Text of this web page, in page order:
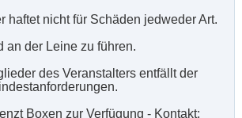
haftet nicht für Schäden jedweder Art.
an der Leine zu führen.
des Veranstalters entfällt der
Boxen zur Verfügung - Kontakt: